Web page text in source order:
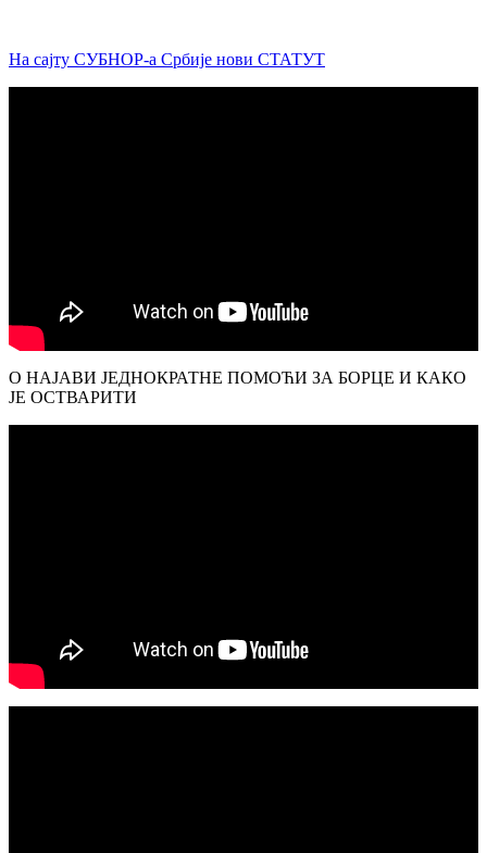
На сајту СУБНОР-а Србије нови СТАТУТ
О НАЈАВИ ЈЕДНОКРАТНЕ ПОМОЋИ ЗА БОРЦЕ И КАКО
ЈЕ ОСТВАРИТИ